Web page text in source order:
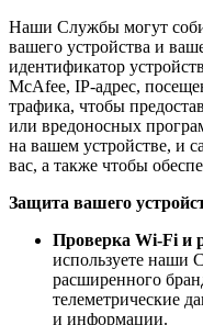
Наши Службы могут
вашего устройства и
идентификатор
McAfee, IP-адрес,
трафика, чтобы
или вредоносных
на вашем устройстве, и
вас, а также чтобы
Защита вашего
Проверка Wi-Fi и
используете наши
расширенного
телеметрические
и информации.